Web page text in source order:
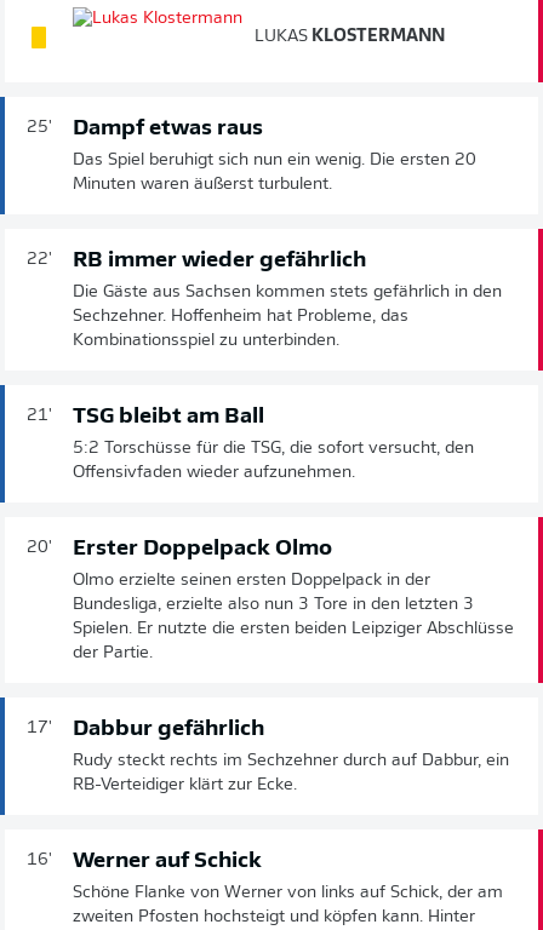
LUKAS KLOSTERMANN
25' Dampf etwas raus
Das Spiel beruhigt sich nun ein wenig. Die ersten 20
Minuten waren äußerst turbulent.
22' RB immer wieder gefährlich
Die Gäste aus Sachsen kommen stets gefährlich in den
Sechzehner. Hoffenheim hat Probleme, das
Kombinationsspiel zu unterbinden.
21' TSG bleibt am Ball
5:2 Torschüsse für die TSG, die sofort versucht, den
Offensivfaden wieder aufzunehmen.
20' Erster Doppelpack Olmo
Olmo erzielte seinen ersten Doppelpack in der
Bundesliga, erzielte also nun 3 Tore in den letzten 3
Spielen. Er nutzte die ersten beiden Leipziger Abschlüsse
der Partie.
17' Dabbur gefährlich
Rudy steckt rechts im Sechzehner durch auf Dabbur, ein
RB-Verteidiger klärt zur Ecke.
16' Werner auf Schick
Schöne Flanke von Werner von links auf Schick, der am
zweiten Pfosten hochsteigt und köpfen kann. Hinter